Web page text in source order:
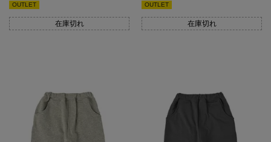
OUTLET
在庫切れ
OUTLET
在庫切れ